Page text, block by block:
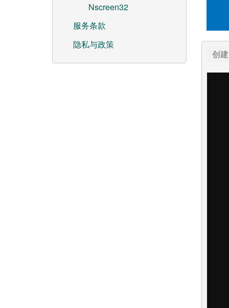
Nscreen32
服务条款
隐私与政策
创